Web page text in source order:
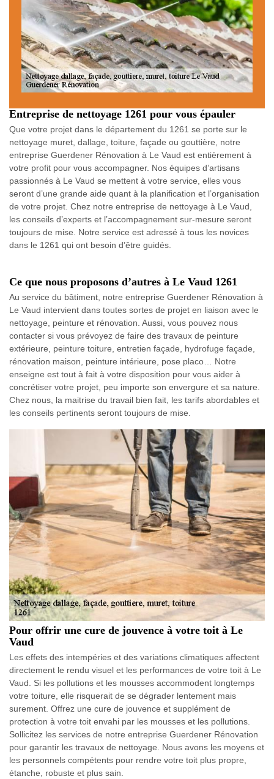
Entreprise de nettoyage 1261 pour vous épauler
Que votre projet dans le département du 1261 se porte sur le
nettoyage muret, dallage, toiture, façade ou gouttière, notre
entreprise Guerdener Rénovation à Le Vaud est entièrement à
votre profit pour vous accompagner. Nos équipes d’artisans
passionnés à Le Vaud se mettent à votre service, elles vous
seront d’une grande aide quant à la planification et l’organisation
de votre projet. Chez notre entreprise de nettoyage à Le Vaud,
les conseils d’experts et l’accompagnement sur-mesure seront
toujours de mise. Notre service est adressé à tous les novices
dans le 1261 qui ont besoin d’être guidés.
Ce que nous proposons d’autres à Le Vaud 1261
Au service du bâtiment, notre entreprise Guerdener Rénovation à
Le Vaud intervient dans toutes sortes de projet en liaison avec le
nettoyage, peinture et rénovation. Aussi, vous pouvez nous
contacter si vous prévoyez de faire des travaux de peinture
extérieure, peinture toiture, entretien façade, hydrofuge façade,
rénovation maison, peinture intérieure, pose placo… Notre
enseigne est tout à fait à votre disposition pour vous aider à
concrétiser votre projet, peu importe son envergure et sa nature.
Chez nous, la maitrise du travail bien fait, les tarifs abordables et
les conseils pertinents seront toujours de mise.
Pour offrir une cure de jouvence à votre toit à Le
Vaud
Les effets des intempéries et des variations climatiques affectent
directement le rendu visuel et les performances de votre toit à Le
Vaud. Si les pollutions et les mousses accommodent longtemps
votre toiture, elle risquerait de se dégrader lentement mais
surement. Offrez une cure de jouvence et supplément de
protection à votre toit envahi par les mousses et les pollutions.
Sollicitez les services de notre entreprise Guerdener Rénovation
pour garantir les travaux de nettoyage. Nous avons les moyens et
les personnels compétents pour rendre votre toit plus propre,
étanche, robuste et plus sain.